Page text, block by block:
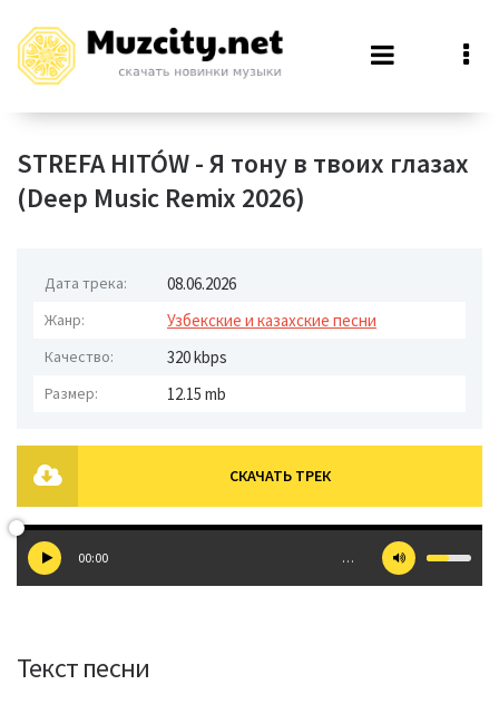
STREFA HITÓW - Я тону в твоих глазах
(Deep Music Remix 2026)
Дата трека: 08.06.2026
Жанр: Узбекские и казахские песни
Качество: 320 kbps
Размер: 12.15 mb
СКАЧАТЬ ТРЕК
00:00 …
Текст песни